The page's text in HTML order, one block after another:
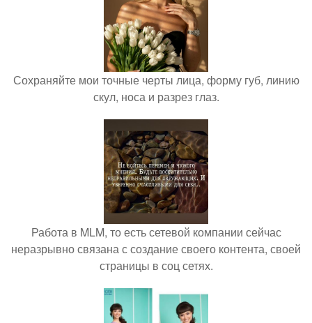
Сохраняйте мои точные черты лица, форму губ, линию
скул, носа и разрез глаз.
Работа в MLM, то есть сетевой компании сейчас
неразрывно связана с создание своего контента, своей
страницы в соц сетях.